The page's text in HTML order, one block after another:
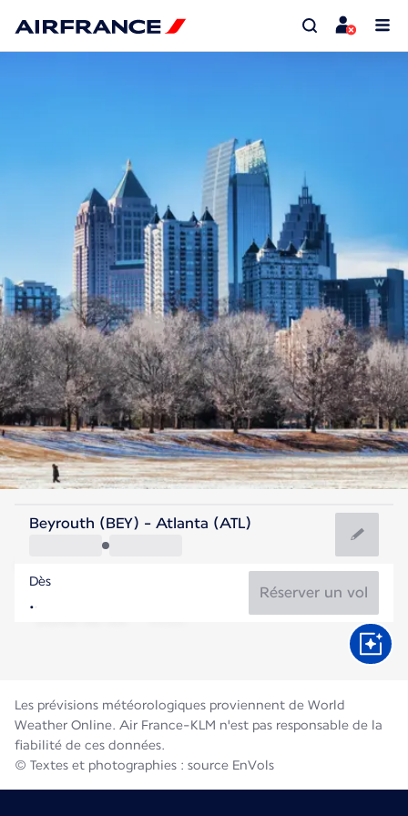
Etats-Unis
Atlanta
Etats-Unis
Beyrouth (BEY) - Atlanta (ATL)
Dès
Réserver un vol
Les prévisions météorologiques proviennent de World
Weather Online. Air France-KLM n'est pas responsable de la
fiabilité de ces données.
© Textes et photographies : source EnVols